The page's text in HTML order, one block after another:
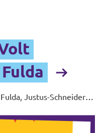
Justus-Schneider-